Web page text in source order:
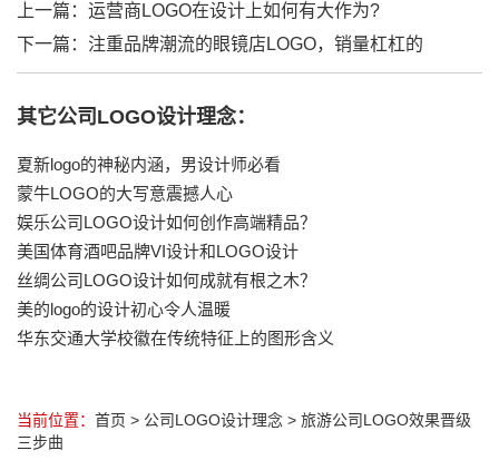
上一篇： 运营商LOGO在设计上如何有大作为?
下一篇： 注重品牌潮流的眼镜店LOGO，销量杠杠的
其它公司LOGO设计理念：
夏新logo的神秘内涵，男设计师必看
蒙牛LOGO的大写意震撼人心
娱乐公司LOGO设计如何创作高端精品？
美国体育酒吧品牌VI设计和LOGO设计
丝绸公司LOGO设计如何成就有根之木？
美的logo的设计初心令人温暖
华东交通大学校徽在传统特征上的图形含义
当前位置： 首页 > 公司LOGO设计理念 > 旅游公司LOGO效果晋级
三步曲